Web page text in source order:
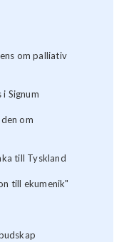
om palliativ
Signum
om
till Tyskland
till ekumenik"